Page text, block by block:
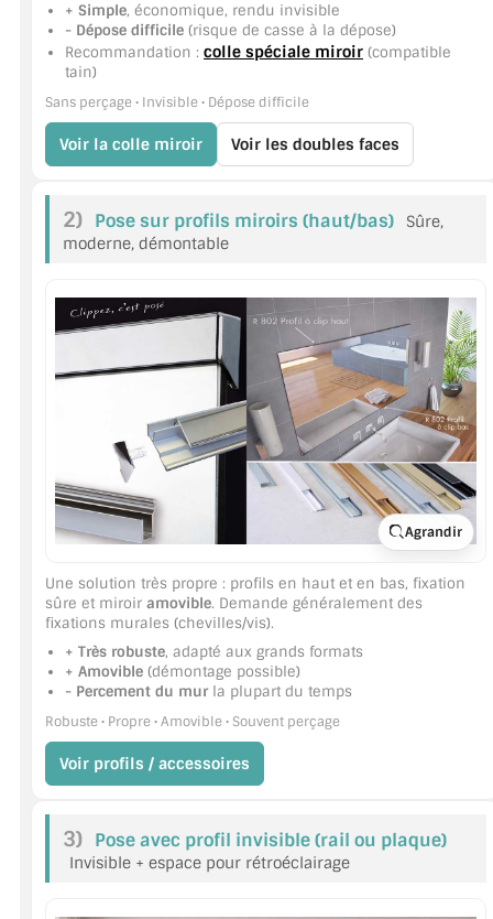
VERRE LAQUÉ/CRÉDENCE
VERRE FEUILLETÉ/TREMPÉ
DALLE DE SOL EN VERRE
GARDE CORPS EN VERRE
VERRES TEXTURÉS
PLEXIGLAS PMMA
DOUBLE VITRAGE
ACCESSOIRES & QUINCAILLERIE
CATALOGUE DE PROFILS ET FIXATION DU VERRE
LES PROFILS PAROI DE VERRE
VITRINE EN VERRE
CONNECTEURS ET ASSEMBLAGE DE VERRES
PLATS ET CORNIÈRES
LES CHARNIÈRES DE PORTE EN VERRE
BOUTONS ET POIGNÉES
+ Simple, économique, rendu invisible
- Dépose difficile (risque de casse à la dépose)
Recommandation : colle spéciale miroir (compatible
tain)
Sans perçage • Invisible • Dépose difficile
Voir la colle miroir Voir les doubles faces
2) Pose sur profils miroirs (haut/bas)
Sûre,
moderne, démontable
Agrandir
Une solution très propre : profils en haut et en bas, fixation
sûre et miroir amovible. Demande généralement des
fixations murales (chevilles/vis).
+ Très robuste, adapté aux grands formats
+ Amovible (démontage possible)
- Percement du murla plupart du temps
Robuste • Propre • Amovible • Souvent perçage
Voir profils / accessoires
3) Pose avec profil invisible (rail ou plaque)
Invisible + espace pour rétroéclairage